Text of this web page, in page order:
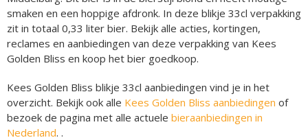
smaken en een hoppige afdronk. In deze blikje 33cl verpakking
zit in totaal 0,33 liter bier. Bekijk alle acties, kortingen,
reclames en aanbiedingen van deze verpakking van Kees
Golden Bliss en koop het bier goedkoop.
Kees Golden Bliss blikje 33cl aanbiedingen vind je in het
overzicht. Bekijk ook alle Kees Golden Bliss aanbiedingen of
bezoek de pagina met alle actuele bieraanbiedingen in
Nederland. .